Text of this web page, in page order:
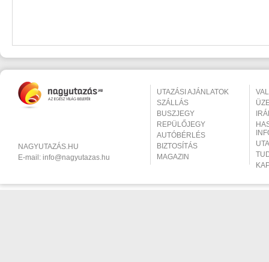
NAGYUTAZÁS.HU
E-mail: info@nagyutazas.hu
UTAZÁSI AJÁNLATOK
SZÁLLÁS
BUSZJEGY
REPÜLŐJEGY
AUTÓBÉRLÉS
BIZTOSÍTÁS
MAGAZIN